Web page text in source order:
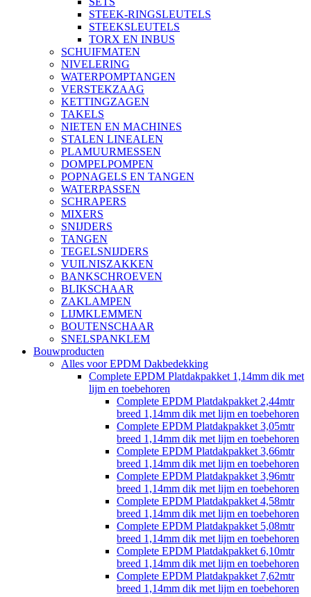
STEEK-RINGSLEUTELS
STEEKSLEUTELS
TORX EN INBUS
SCHUIFMATEN
NIVELERING
WATERPOMPTANGEN
VERSTEKZAAG
KETTINGZAGEN
TAKELS
NIETEN EN MACHINES
STALEN LINEALEN
PLAMUURMESSEN
DOMPELPOMPEN
POPNAGELS EN TANGEN
WATERPASSEN
SCHRAPERS
MIXERS
SNIJDERS
TANGEN
TEGELSNIJDERS
VUILNISZAKKEN
BANKSCHROEVEN
BLIKSCHAAR
ZAKLAMPEN
LIJMKLEMMEN
BOUTENSCHAAR
SNELSPANKLEM
Bouwproducten
Alles voor EPDM Dakbedekking
Complete EPDM Platdakpakket 1,14mm dik met
lijm en toebehoren
Complete EPDM Platdakpakket 2,44mtr
breed 1,14mm dik met lijm en toebehoren
Complete EPDM Platdakpakket 3,05mtr
breed 1,14mm dik met lijm en toebehoren
Complete EPDM Platdakpakket 3,66mtr
breed 1,14mm dik met lijm en toebehoren
Complete EPDM Platdakpakket 3,96mtr
breed 1,14mm dik met lijm en toebehoren
Complete EPDM Platdakpakket 4,58mtr
breed 1,14mm dik met lijm en toebehoren
Complete EPDM Platdakpakket 5,08mtr
breed 1,14mm dik met lijm en toebehoren
Complete EPDM Platdakpakket 6,10mtr
breed 1,14mm dik met lijm en toebehoren
Complete EPDM Platdakpakket 7,62mtr
breed 1,14mm dik met lijm en toebehoren